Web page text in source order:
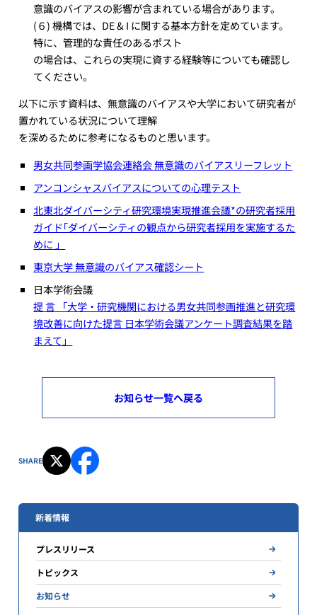
意識のバイアスの影響が含まれている場合があります。
(６) 機構では、DE & I に関する基本方針を定めています。
特に、管理的な責任のあるポスト
の場合は、これらの実現に資する経験等についても確認し
てください。
以下に示す資料は、無意識のバイアスや大学において研究者が
置かれている状況について理解
を深めるために参考になるものと思います。
男女共同参画学協会連絡会 無意識のバイアスリーフレット
アンコンシャスバイアスについての心理テスト
北東北ダイバーシティ研究環境実現推進会議*の研究者採用
ガイド｢ダイバーシティの観点から研究者採用を実施するた
めに 」
東京大学 無意識のバイアス確認シート
日本学術会議
提 言 「大学・研究機関における男女共同参画推進と研究環
境改善に向けた提言 日本学術会議アンケート調査結果を踏
まえて」
お知らせ一覧へ戻る
SHARE
新着情報
プレスリリース
トピックス
お知らせ